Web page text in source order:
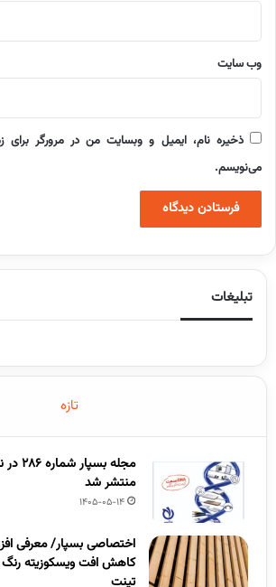
وب‌ سایت
ذخیره نام، ایمیل و وبسایت من در مرورگر برای
می‌نویسم.
تبلیغات
تازه
منتشر شد
1405-05-14
اختصاصی بسپار/ معرفی
کاهش افت ویسکوزیته
تینت